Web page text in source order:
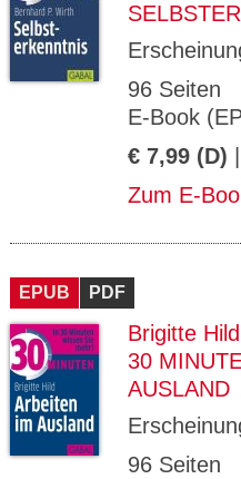
96 Seiten
E-Book
€ 7,99 (D)
Zum E-
EPUB PDF
Brigitte Hild
30
AUSLAND
96 Seiten